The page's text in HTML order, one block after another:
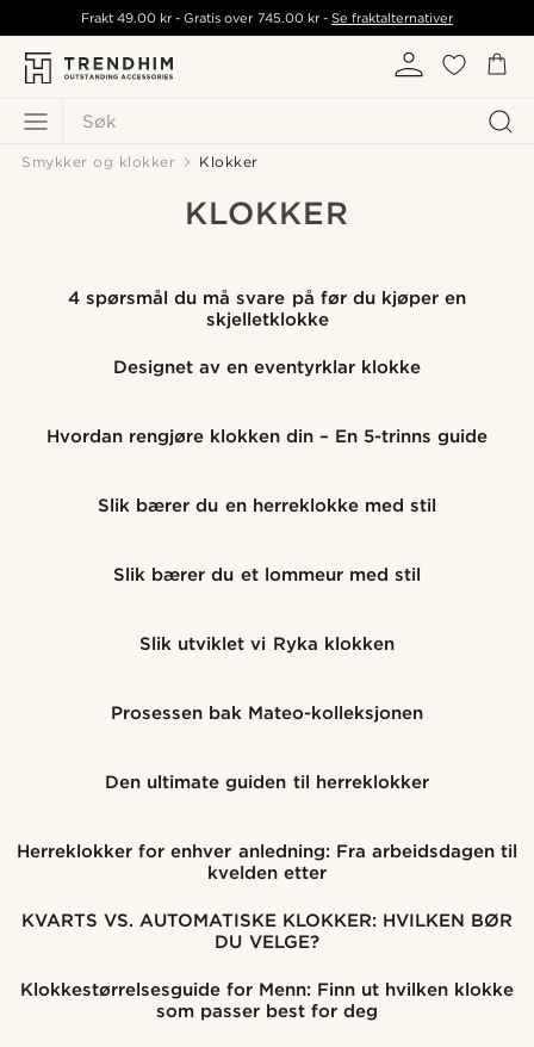
Søk
Frakt49.00 kr - Gratis over 745.00 kr- Se fraktalternativer
Smykker og klokker Klokker
KLOKKER
4 spørsmål du må svare på før du kjøper en
skjelletklokke
Designet av en eventyrklar klokke
Hvordan rengjøre klokken din – En 5-trinns guide
Slik bærer du en herreklokke med stil
Slik bærer du et lommeur med stil
Slik utviklet vi Ryka klokken
Prosessen bak Mateo-kolleksjonen
Den ultimate guiden til herreklokker
Herreklokker for enhver anledning: Fra arbeidsdagen til
kvelden etter
KVARTS VS. AUTOMATISKE KLOKKER: HVILKEN BØR
DU VELGE?
Klokkestørrelsesguide for Menn: Finn ut hvilken klokke
som passer best for deg